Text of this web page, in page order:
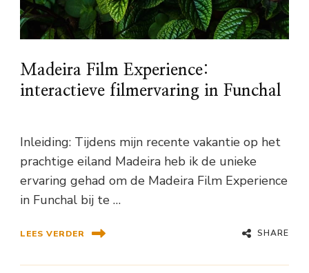
Madeira Film Experience:
interactieve filmervaring in Funchal
Inleiding: Tijdens mijn recente vakantie op het
prachtige eiland Madeira heb ik de unieke
ervaring gehad om de Madeira Film Experience
in Funchal bij te …
LEES VERDER SHARE